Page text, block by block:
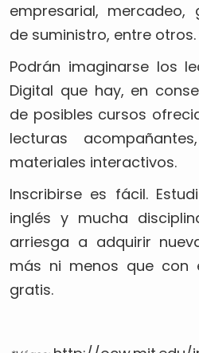
empresarial, mercadeo,
de suministro, entre otros.
Podrán imaginarse los
Digital que hay, en
de posibles cursos
lecturas
materiales interactivos.
Inscribirse es fácil.
inglés y mucha
arriesga a adquirir
más ni menos que con
gratis.